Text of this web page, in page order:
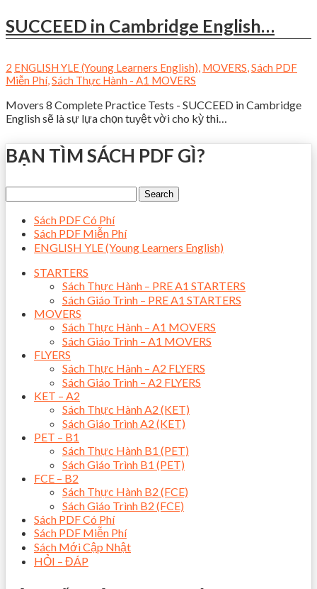
SUCCEED in Cambridge English…
2 ENGLISH YLE (Young Learners English), MOVERS,Sách PDF
Miễn Phí,Sách Thực Hành - A1 MOVERS
Movers 8 Complete Practice Tests - SUCCEED in Cambridge
English sẽ là sự lựa chọn tuyệt vời cho kỳ thi…
BẠN TÌM SÁCH PDF GÌ?
Sách PDF Có Phí
Sách PDF Miễn Phí
ENGLISH YLE (Young Learners English)
STARTERS
Sách Thực Hành – PRE A1 STARTERS
Sách Giáo Trình – PRE A1 STARTERS
MOVERS
Sách Thực Hành – A1 MOVERS
Sách Giáo Trình – A1 MOVERS
FLYERS
Sách Thực Hành – A2 FLYERS
Sách Giáo Trình – A2 FLYERS
KET – A2
Sách Thực Hành A2 (KET)
Sách Giáo Trình A2 (KET)
PET – B1
Sách Thực Hành B1 (PET)
Sách Giáo Trình B1 (PET)
FCE – B2
Sách Thực Hành B2 (FCE)
Sách Giáo Trình B2 (FCE)
Sách PDF Có Phí
Sách PDF Miễn Phí
Sách Mới Cập Nhật
HỎI – ĐÁP